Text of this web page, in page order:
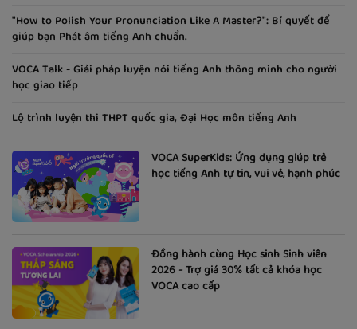
"How to Polish Your Pronunciation Like A Master?": Bí quyết để
giúp bạn Phát âm tiếng Anh chuẩn.
VOCA Talk - Giải pháp luyện nói tiếng Anh thông minh cho người
học giao tiếp
Lộ trình luyện thi THPT quốc gia, Đại Học môn tiếng Anh
VOCA SuperKids: Ứng dụng giúp trẻ
học tiếng Anh tự tin, vui vẻ, hạnh phúc
Đồng hành cùng Học sinh Sinh viên
2026 - Trợ giá 30% tất cả khóa học
VOCA cao cấp